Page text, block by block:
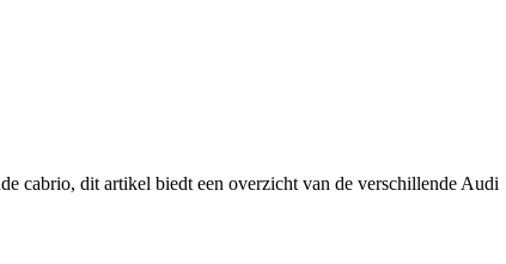
cabrio, dit artikel biedt een overzicht van de verschillende Audi